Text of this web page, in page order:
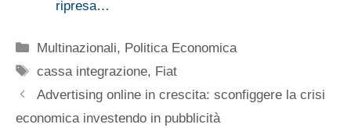
ripresa…
Categorie
Multinazionali, Politica Economica
Tag
cassa integrazione, Fiat
Advertising online in crescita: sconfiggere la crisi
economica investendo in pubblicità